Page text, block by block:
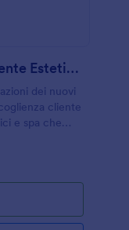
Modulo Di Accoglienza Cliente Estetista
dei nuovi
cliente
e spa che